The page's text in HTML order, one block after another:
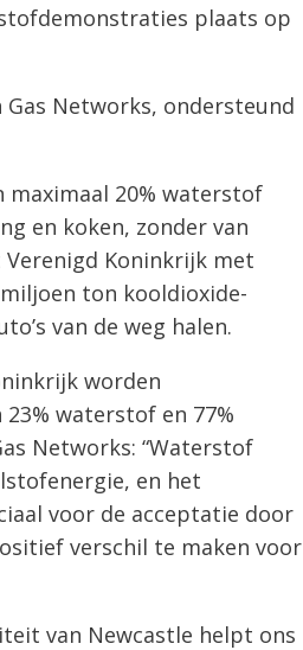
plaats op
Networks, ondersteund
maximaal 20% waterstof
en koken, zonder van
Koninkrijk met
ton kooldioxide-
van de weg halen.
worden
waterstof en 77%
Networks: “Waterstof
en het
voor de acceptatie door
verschil te maken voor
van Newcastle helpt ons